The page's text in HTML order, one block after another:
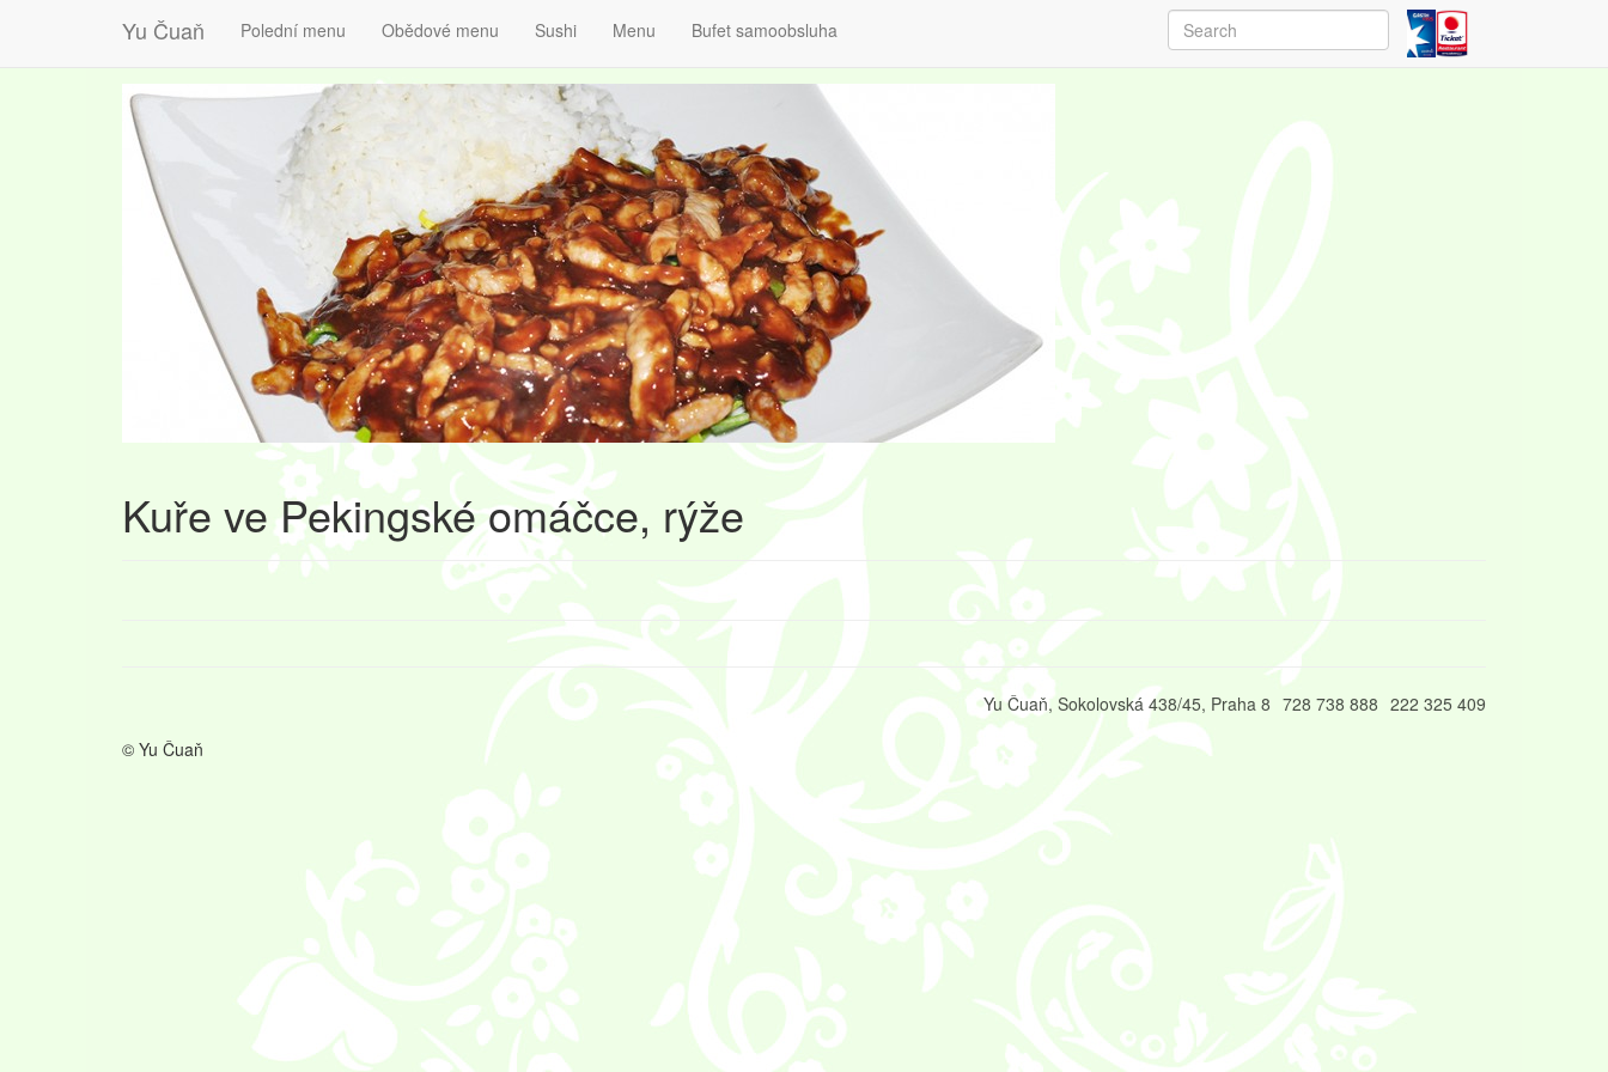
Yu Čuaň Polední menu Obědové menu Sushi Menu Bufet samoobsluha
Kuře ve Pekingské omáčce, rýže
Yu Čuaň, Sokolovská 438/45, Praha 8 728 738 888 222 325 409
© Yu Čuaň